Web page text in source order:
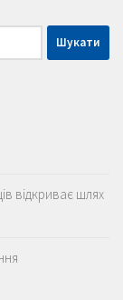
відкриває шлях